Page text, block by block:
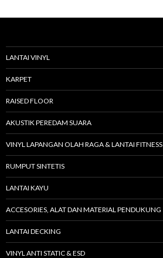
u
:
LANTAI VINYL
KARPET
RAISED FLOOR
AKUSTIK PEREDAM SUARA
VINYL LAPANGAN OLAH RAGA & LANTAI FITNESS
RUMPUT SINTETIS
LANTAI KAYU
ACCESORIES, ALAT DAN MATERIAL PENDUKUNG
LANTAI DECKING
VINYL ANTI STATIC & ESD